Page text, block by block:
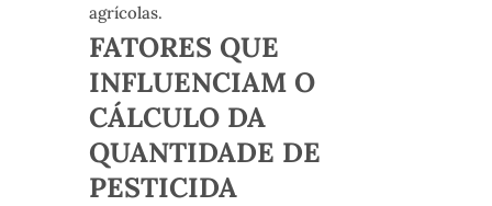
agrícolas.
FATORES QUE
INFLUENCIAM O
CÁLCULO DA
QUANTIDADE DE
PESTICIDA